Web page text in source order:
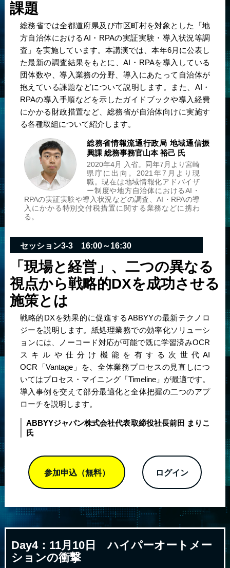
課題
総務省では全都道府県及び市区町村を対象とした「地
方自治体におけるAI・RPAの実証実験・導入状況等調
査」を実施しています。本講演では、本年6月に公表し
た最新の調査結果をもとに、AI・RPAを導入している
団体数や、導入業務の分野、導入にあたって自治体が
抱えている課題などについて説明します。また、AI・
RPAの導入手順などを示したガイドブックや導入経費
にかかる財政措置など、総務省が自治体向けに実施す
る各種取組について紹介します。
総務省情報流通行政局 地域通信振
興課 総務事務官山本 裕己 氏
2020年4月 入省。同年7月より宮崎
県庁に出向。2021年7月より現
職。現在は地域情報化アドバイザ
ー制度や地方自治体におけるAI・
RPAの実証実験や導入状況などの調査、AI・RPAの導
入にかかる特別交付税措置に関する業務などに携わ
る。
セッション3-3 16:00～16:30
「現場と経営」、二つの異なる
視点から戦略的DXを成功させる
施策とは
戦略的DXを効果的に促進するABBYYの最新テクノロ
ジーを説明します。紙処理業務での効率化ソリューシ
ョンには、ノーコード対応が可能で既に学習済みOCR
スキルや仕分け機能を有する次世代AI
OCR「Vantage」を、全体業務プロセスの見直しにつ
いてはプロセス・マイニング「Timeline」が最適です。
導入事例を交えて部分最適化と全体把握の二つのアプ
ローチを説明します。
ABBYYジャパン株式会社代表取締役社長前田 まりこ
氏
参加申込（無料） ログイン
Day4：11月10日ハイパーオートメー
ションの衝撃